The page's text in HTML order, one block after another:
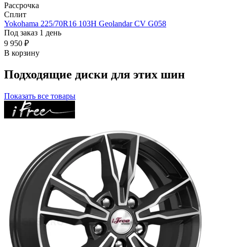
Рассрочка
Сплит
Yokohama 225/70R16 103H Geolandar CV G058
Под заказ 1 день
9 950 ₽
В корзину
Подходящие диски для этих шин
Показать все товары